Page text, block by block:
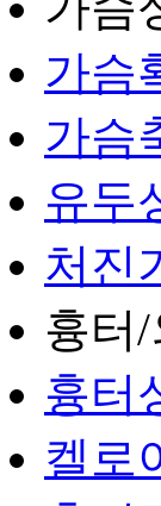
가슴
가슴
유두
처진
흉터
흉터
켈로